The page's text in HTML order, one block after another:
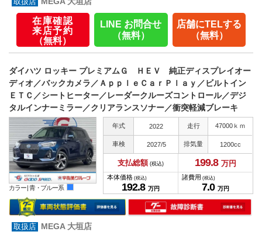
在庫確認
来店予約
（無料）
LINE お問合せ
（無料）
店舗にTELする
（無料）
ダイハツ ロッキー プレミアムＧ ＨＥＶ 純正ディスプレイオー
ディオ／バックカメラ／ＡｐｐｌｅＣａｒＰｌａｙ／ビルトイン
ＥＴＣ／シートヒーター／レーダークルーズコントロール／デジ
タルインナーミラー／クリアランスソナー／衝突軽減ブレーキ
カラー |青・ブルー系
年式 2022 走行 47000ｋｍ
車検 2027/5 排気量 1200cc
支払総額 (税込) 199.8 万円
本体価格 (税込)
192.8 万円
諸費用 (税込)
7.0 万円
MEGA 大垣店